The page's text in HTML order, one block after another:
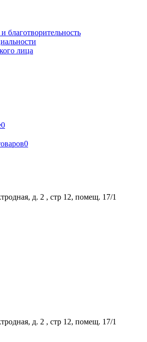
благотворительность
лица
0
0
д. 2 , стр 12, помещ. 17/1
д. 2 , стр 12, помещ. 17/1